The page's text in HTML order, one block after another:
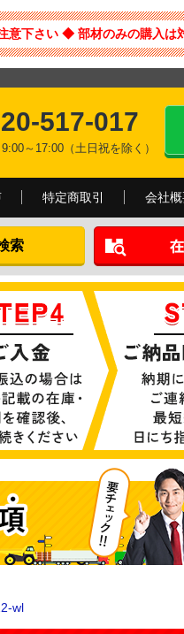
意下さい ◆ 部材のみの購入
517-017
～17:00（土日祝を除く）
特定商取引 会社
wl